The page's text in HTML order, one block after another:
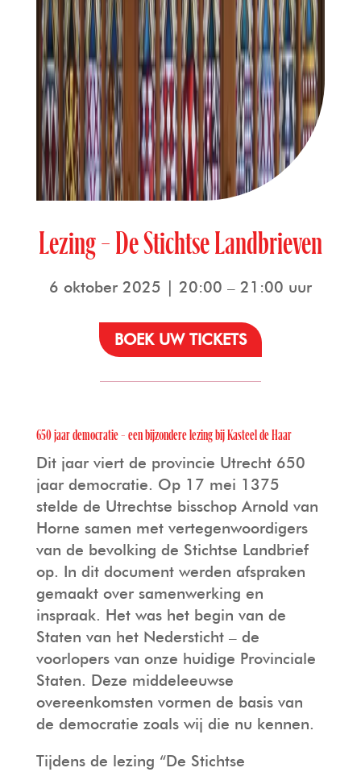
Lezing – De Stichtse Landbrieven
6 oktober 2025 | 20:00 – 21:00 uur
BOEK UW TICKETS
650 jaar democratie – een bijzondere lezing bij Kasteel de Haar
Dit jaar viert de provincie Utrecht 650
jaar democratie. Op 17 mei 1375
stelde de Utrechtse bisschop Arnold van
Horne samen met vertegenwoordigers
van de bevolking de Stichtse Landbrief
op. In dit document werden afspraken
gemaakt over samenwerking en
inspraak. Het was het begin van de
Staten van het Nedersticht – de
voorlopers van onze huidige Provinciale
Staten. Deze middeleeuwse
overeenkomsten vormen de basis van
de democratie zoals wij die nu kennen.
Tijdens de lezing “De Stichtse